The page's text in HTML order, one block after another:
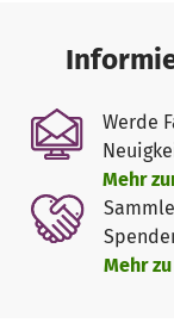
Durch Deine
Baumschulen
zur Pflanzsaison
Kleinbauern
In sogenannten
Erfahrungen und
Kleinbauern um
Werde
Mehr
Mehr